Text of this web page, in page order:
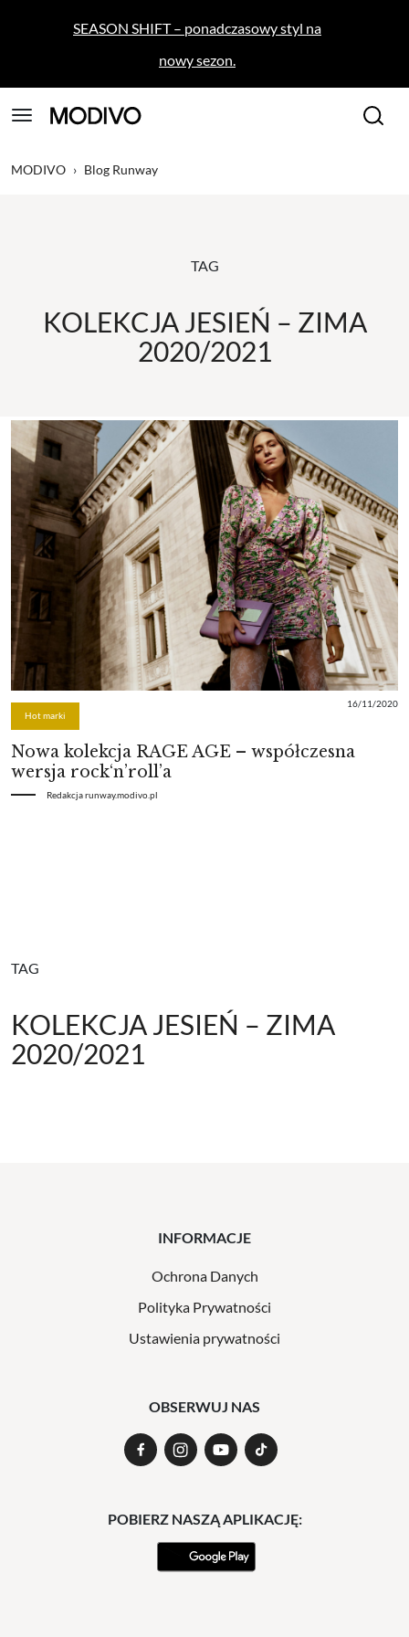
SEASON SHIFT – ponadczasowy styl na
nowy sezon.
MODIVO › Blog Runway
TAG
KOLEKCJA JESIEŃ – ZIMA
2020/2021
Hot marki
16/11/2020
Nowa kolekcja RAGE AGE – współczesna
wersja rock‘n’roll’a
Redakcja runway.modivo.pl
TAG
KOLEKCJA JESIEŃ – ZIMA
2020/2021
INFORMACJE
Ochrona Danych
Polityka Prywatności
Ustawienia prywatności
OBSERWUJ NAS
POBIERZ NASZĄ APLIKACJĘ: